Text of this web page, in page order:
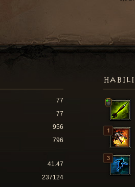
77
77
956
796
41.47
237124